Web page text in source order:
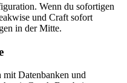
Wenn du sofortigen
und Craft sofort
in der Mitte.
Datenbanken und